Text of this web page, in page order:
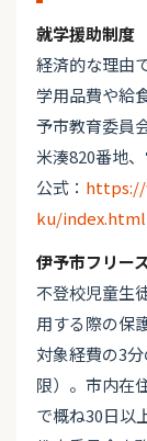
就学援助制度
経済的な理由
学用品費や給
予市教育委員
米湊820番地
公式： https://
ku/index.html
伊予市フリー
不登校児童生
用する際の保
対象経費の3
限）。市内在
で概ね30日以